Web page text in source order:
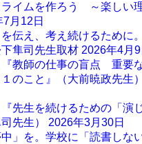
ライムを作ろう ～楽しい
月12日
を伝え、考え続けるために
隼司先生取材 2026年4月9
『教師の仕事の盲点 重要
のこと』（大前暁政先生）
『先生を続けるための「演
先生） 2026年3月30日
」を。学校に「読書しな